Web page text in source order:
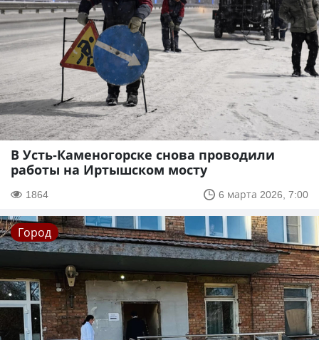
В Усть-Каменогорске снова проводили
работы на Иртышском мосту
1864 6 марта 2026, 7:00
Город